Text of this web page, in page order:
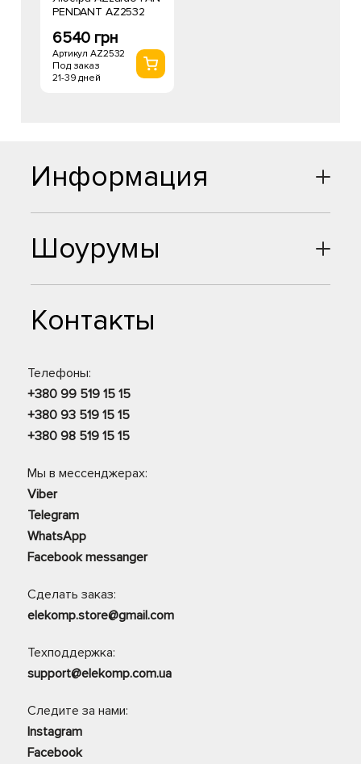
PENDANT AZ2532
6540 грн
Артикул AZ2532
Под заказ
21-39 дней
Шоурумы
Контакты
Телефоны:
+380 99 519 15 15
+380 93 519 15 15
+380 98 519 15 15
Мы в мессенджерах:
Viber
Telegram
WhatsApp
Facebook messanger
Сделать заказ:
elekomp.store@gmail.com
Техподдержка:
support@elekomp.com.ua
Следите за нами:
Instagram
Facebook
Информация